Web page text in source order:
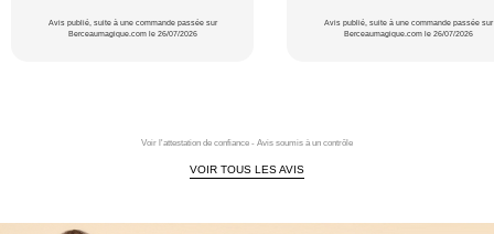
Avis publié, suite à une commande passée sur
Berceaumagique.com le 26/07/2026
Avis publié, suite à une commande passée sur
Berceaumagique.com le 26/07/2026
Voir l'attestation de confiance - Avis soumis à un contrôle
VOIR TOUS LES AVIS